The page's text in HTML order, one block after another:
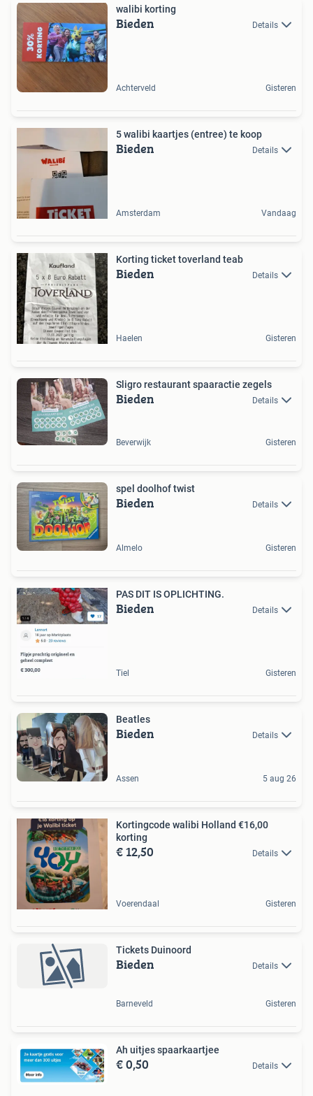
walibi korting
Bieden Details
Achterveld Gisteren
5 walibi kaartjes (entree) te koop
Bieden Details
Amsterdam Vandaag
Korting ticket toverland teab
Bieden Details
Haelen Gisteren
Sligro restaurant spaaractie zegels
Bieden Details
Beverwijk Gisteren
spel doolhof twist
Bieden Details
Almelo Gisteren
PAS DIT IS OPLICHTING.
Bieden Details
Tiel Gisteren
Beatles
Bieden Details
Assen 5 aug 26
Kortingcode walibi Holland €16,00
korting
€ 12,50 Details
Voerendaal Gisteren
Tickets Duinoord
Bieden Details
Barneveld Gisteren
Ah uitjes spaarkaartjee
€ 0,50 Details